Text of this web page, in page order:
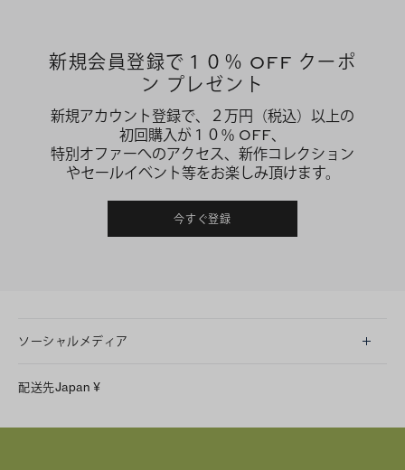
新規会員登録で１０％ OFF クーポ
ン プレゼント
新規アカウント登録で、２万円（税込）以上の
初回購入が１０％ OFF、
特別オファーへのアクセス、新作コレクション
やセールイベント等をお楽しみ頂けます。
今すぐ登録
ソーシャルメディア
Facebook
配送先Japan ¥